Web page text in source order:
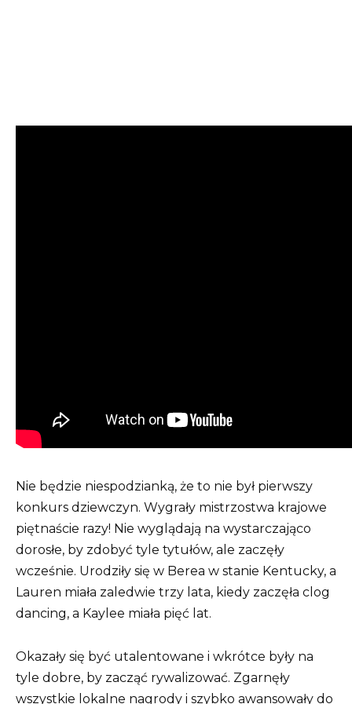
Nie będzie niespodzianką, że to nie był pierwszy
konkurs dziewczyn. Wygrały mistrzostwa krajowe
piętnaście razy! Nie wyglądają na wystarczająco
dorosłe, by zdobyć tyle tytułów, ale zaczęły
wcześnie. Urodziły się w Berea w stanie Kentucky, a
Lauren miała zaledwie trzy lata, kiedy zaczęła clog
dancing, a Kaylee miała pięć lat.
Okazały się być utalentowane i wkrótce były na
tyle dobre, by zacząć rywalizować. Zgarnęły
wszystkie lokalne nagrody i szybko awansowały do